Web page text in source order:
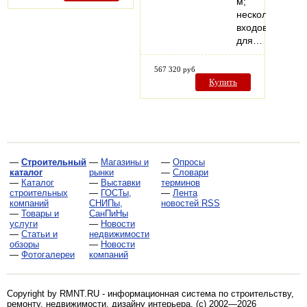
несколько
входов
для…
567 320 руб
Купить
— Строительный
каталог
— Каталог
строительных
компаний
— Товары и
услуги
— Статьи и
обзоры
— Фотогалереи
— Магазины и
рынки
— Выставки
— ГОСТы,
СНИПы,
СанПиНы
— Новости
недвижимости
— Новости
компаний
— Опросы
— Словари
терминов
— Лента
новостей RSS
Copyright by RMNT.RU - информационная система по строительству,
ремонту, недвижимости, дизайну интерьера . (c) 2002—2026